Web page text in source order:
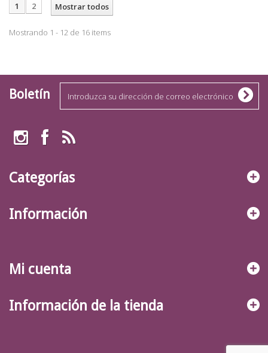
Mostrar todos
1 2
Mostrando 1 - 12 de 16 items
Boletín
Categorías
Información
Mi cuenta
Información de la tienda